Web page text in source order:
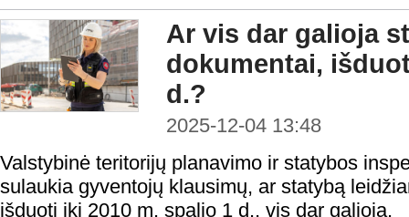
Ar vis dar galioja
dokumentai,
d.?
2025-12-04 13:48
Valstybinė teritorijų planavimo ir statybos
sulaukia gyventojų klausimų, ar statybą
išduoti iki 2010 m. spalio 1 d., vis dar galioja.